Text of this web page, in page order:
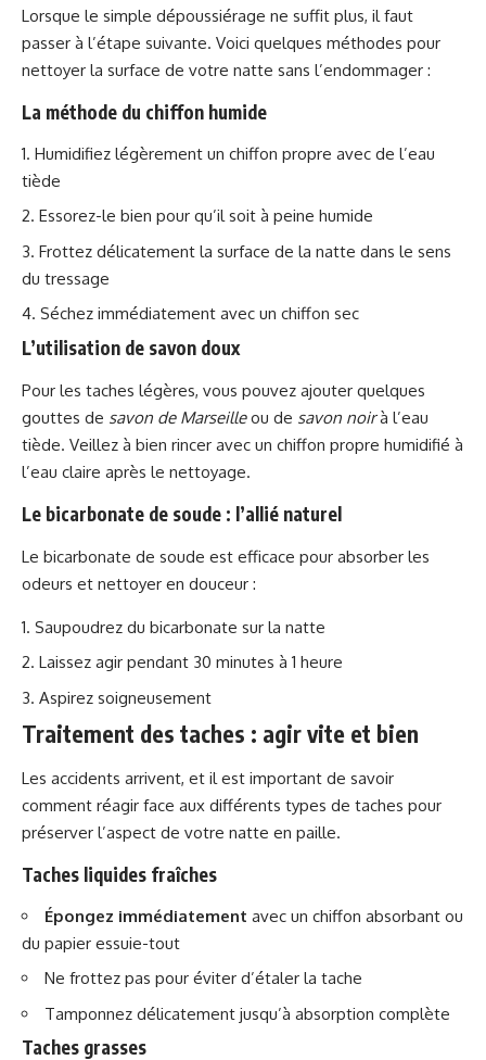
Lorsque le simple dépoussiérage ne suffit plus, il faut
passer à l’étape suivante. Voici quelques méthodes pour
nettoyer la surface de votre natte sans l’endommager :
La méthode du chiffon humide
Humidifiez légèrement un chiffon propre avec de l’eau
tiède
Essorez-le bien pour qu’il soit à peine humide
Frottez délicatement la surface de la natte dans le sens
du tressage
Séchez immédiatement avec un chiffon sec
L’utilisation de savon doux
Pour les taches légères, vous pouvez ajouter quelques
gouttes de savon de Marseilleou de savon noirà l’eau
tiède. Veillez à bien rincer avec un chiffon propre humidifié à
l’eau claire après le nettoyage.
Le bicarbonate de soude : l’allié naturel
Le bicarbonate de soude est efficace pour absorber les
odeurs et nettoyer en douceur :
Saupoudrez du bicarbonate sur la natte
Laissez agir pendant 30 minutes à 1 heure
Aspirez soigneusement
Traitement des taches : agir vite et bien
Les accidents arrivent, et il est important de savoir
comment réagir face aux différents types de taches pour
préserver l’aspect de votre natte en paille.
Taches liquides fraîches
Épongez immédiatement avec un chiffon absorbant ou
du papier essuie-tout
Ne frottez pas pour éviter d’étaler la tache
Tamponnez délicatement jusqu’à absorption complète
Taches grasses